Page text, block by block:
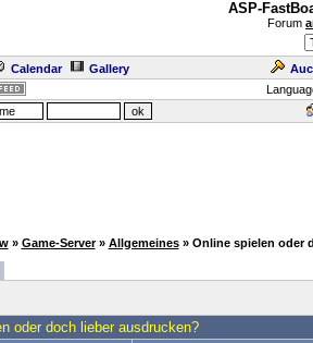
ASP-
Forum
Calendar Gallery
» Game-Server » Allgemeines » Online spielen oder
oder doch lieber ausdrucken?